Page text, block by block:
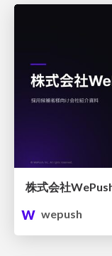
株式会社
wepush